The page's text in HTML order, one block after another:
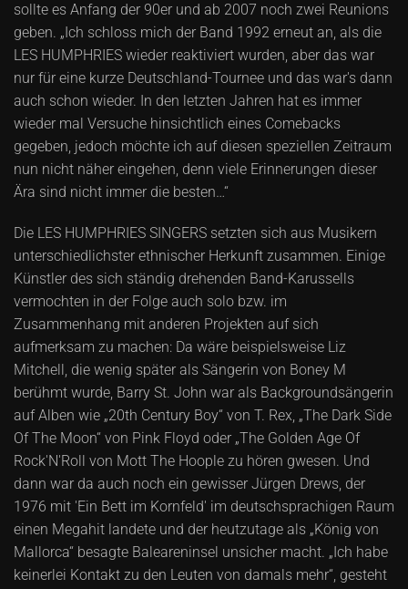
sollte es Anfang der 90er und ab 2007 noch zwei Reunions
geben. „Ich schloss mich der Band 1992 erneut an, als die
LES HUMPHRIES wieder reaktiviert wurden, aber das war
nur für eine kurze Deutschland-Tournee und das war's dann
auch schon wieder. In den letzten Jahren hat es immer
wieder mal Versuche hinsichtlich eines Comebacks
gegeben, jedoch möchte ich auf diesen speziellen Zeitraum
nun nicht näher eingehen, denn viele Erinnerungen dieser
Ära sind nicht immer die besten…“
Die LES HUMPHRIES SINGERS setzten sich aus Musikern
unterschiedlichster ethnischer Herkunft zusammen. Einige
Künstler des sich ständig drehenden Band-Karussells
vermochten in der Folge auch solo bzw. im
Zusammenhang mit anderen Projekten auf sich
aufmerksam zu machen: Da wäre beispielsweise Liz
Mitchell, die wenig später als Sängerin von Boney M
berühmt wurde, Barry St. John war als Backgroundsängerin
auf Alben wie „20th Century Boy“ von T. Rex, „The Dark Side
Of The Moon“ von Pink Floyd oder „The Golden Age Of
Rock'N'Roll von Mott The Hoople zu hören gwesen. Und
dann war da auch noch ein gewisser Jürgen Drews, der
1976 mit 'Ein Bett im Kornfeld' im deutschsprachigen Raum
einen Megahit landete und der heutzutage als „König von
Mallorca“ besagte Baleareninsel unsicher macht. „Ich habe
keinerlei Kontakt zu den Leuten von damals mehr“, gesteht